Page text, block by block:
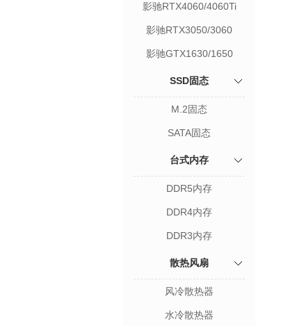
影驰RTX4060/4060Ti
影驰RTX3050/3060
影驰GTX1630/1650
SSD固态
M.2固态
SATA固态
台式内存
DDR5内存
DDR4内存
DDR3内存
散热风扇
风冷散热器
水冷散热器